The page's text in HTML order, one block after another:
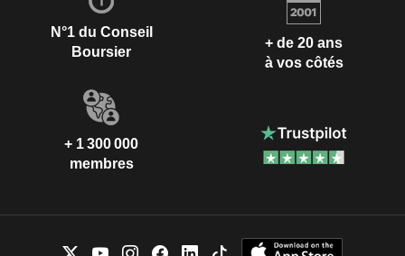
N°1 du Conseil
Boursier
+ de 20 ans
à vos côtés
+ 1 300 000
membres